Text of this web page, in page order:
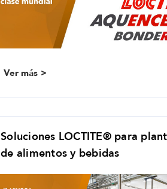
Ver más
Soluciones LOCTITE® para
de alimentos y bebidas